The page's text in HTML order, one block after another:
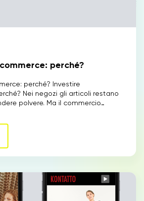
perché?
perché? Investire
Nei negozi gli articoli restano
polvere. Ma il commercio…